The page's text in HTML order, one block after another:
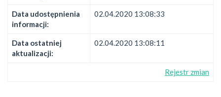
Data udostępnienia
informacji:
02.04.2020 13:08:33
Data ostatniej
aktualizacji:
02.04.2020 13:08:11
Rejestr zmian